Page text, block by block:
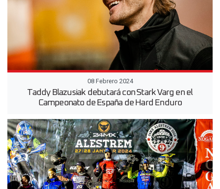
08 Febrero 2024
Taddy Blazusiak debutará con Stark Varg en el
Campeonato de España de Hard Enduro